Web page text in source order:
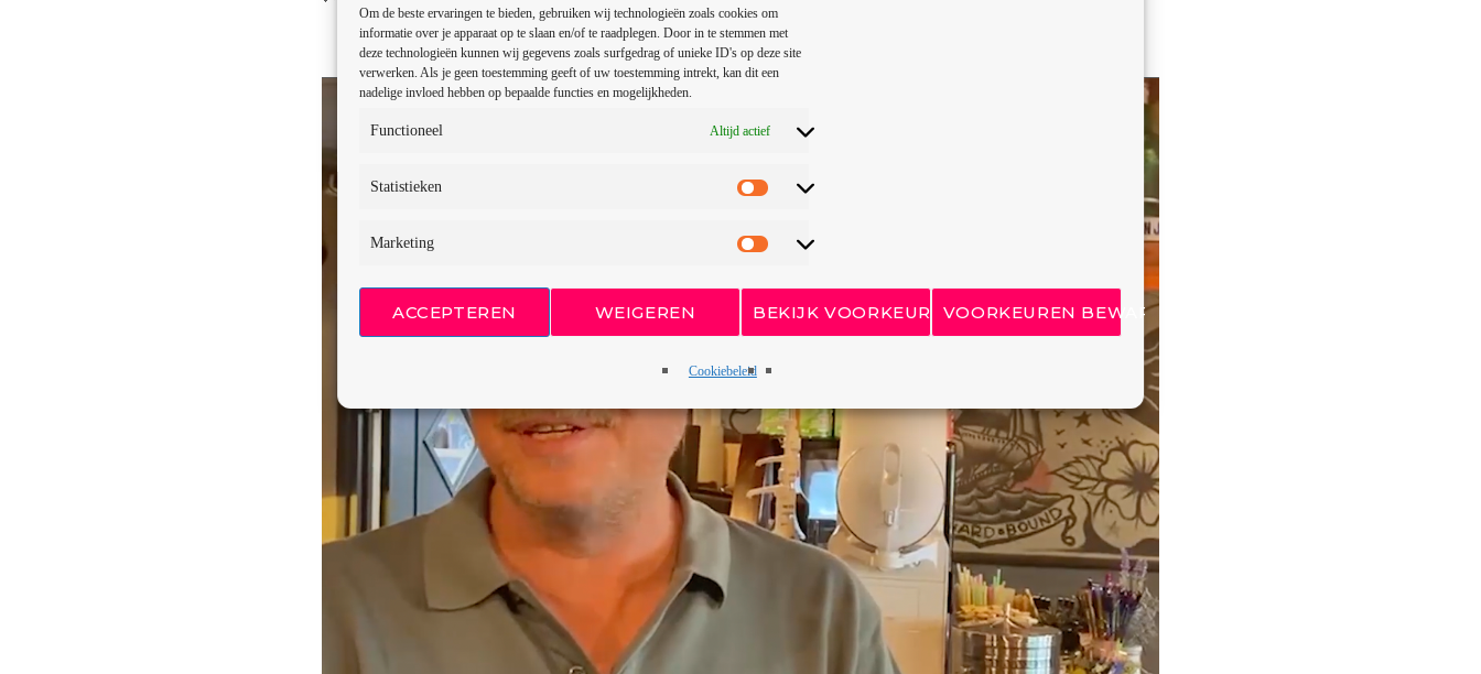
Om de beste ervaringen te bieden, gebruiken wij technologieën zoals cookies om
informatie over je apparaat op te slaan en/of te raadplegen. Door in te stemmen met
deze technologieën kunnen wij gegevens zoals surfgedrag of unieke ID's op deze site
verwerken. Als je geen toestemming geeft of uw toestemming intrekt, kan dit een
nadelige invloed hebben op bepaalde functies en mogelijkheden.
Functioneel Altijd actief
Statistieken
Marketing
ACCEPTEREN WEIGEREN BEKIJK VOORKEURENVOORKEUREN BEWAREN
Cookiebeleid
e
o
p
Media error: Format(s) not supported or source(s) not found
Bestand downloaden: https://www.luttenbergtop700.nl/wp-content/uploads/2022/05/Jan-van-de-Schoenmaker.mp4?_=1